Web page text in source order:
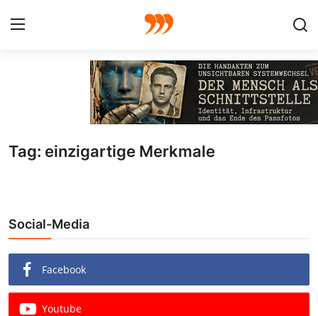
Galerie
Redaktion
Beiträge
Vorproduktion
Tag: einzigartige Merkmale
Social-Media
Facebook
Youtube